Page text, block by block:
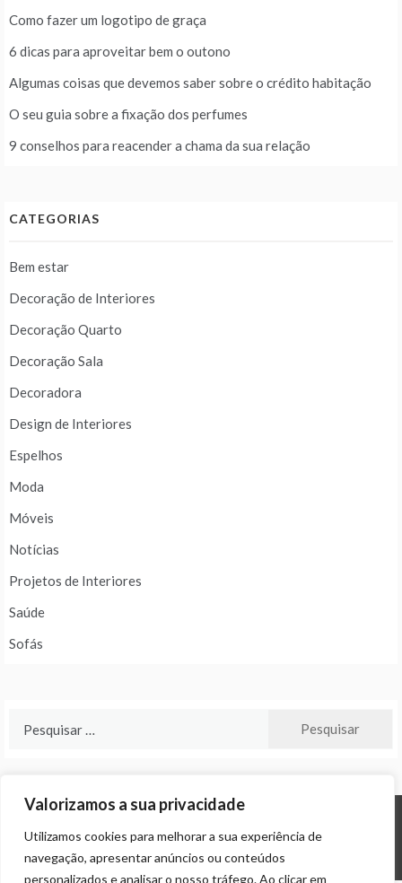
Valorizamos a sua privacidade
Utilizamos cookies para melhorar a sua experiência de
navegação, apresentar anúncios ou conteúdos
personalizados e analisar o nosso tráfego. Ao clicar em
Como fazer um logotipo de graça
6 dicas para aproveitar bem o outono
Algumas coisas que devemos saber sobre o crédito habitação
O seu guia sobre a fixação dos perfumes
9 conselhos para reacender a chama da sua relação
CATEGORIAS
Bem estar
Decoração de Interiores
Decoração Quarto
Decoração Sala
Decoradora
Design de Interiores
Espelhos
Moda
Móveis
Notícias
Projetos de Interiores
Saúde
Sofás
© ALL RIGHTS RESERVED 2024 THEME: PROMOS BYTEMPLATE SELL